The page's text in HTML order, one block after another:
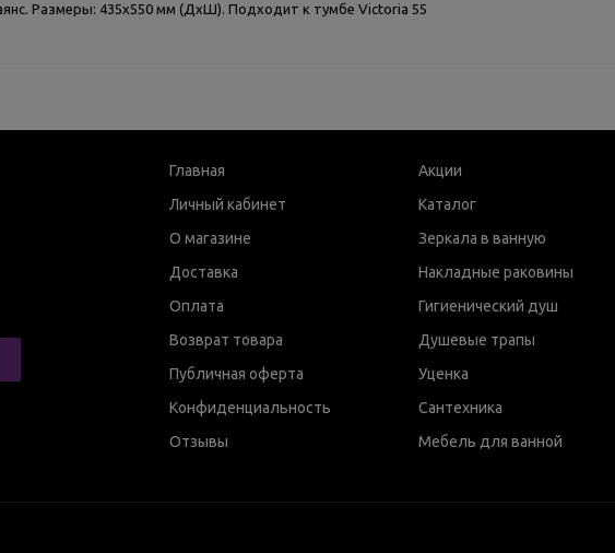
Размеры: 435х550 мм (ДхШ). Подходит к тумбе Victoria 55
Главная
Личный кабинет
О магазине
Доставка
Оплата
Возврат товара
Публичная оферта
Конфиденциальность
Отзывы
Акции
Каталог
Зеркала в ванную
Накладные раковины
Гигиенический душ
Душевые трапы
Уценка
Сантехника
Мебель для ванной